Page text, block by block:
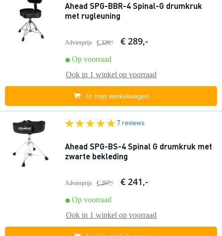
Ahead SPG-BBR-4 Spinal-G drumkruk
met rugleuning
Adviesprijs € 326,- € 289,-
Op voorraad
Ook in 1 winkel op voorraad
In mijn winkelwagen
7 reviews
Ahead SPG-BS-4 Spinal G drumkruk met
zwarte bekleding
Adviesprijs € 297,- € 241,-
Op voorraad
Ook in 1 winkel op voorraad